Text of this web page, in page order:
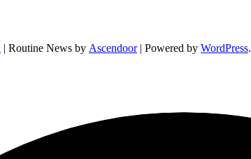
| Routine News by Ascendoor| Powered by WordPress.